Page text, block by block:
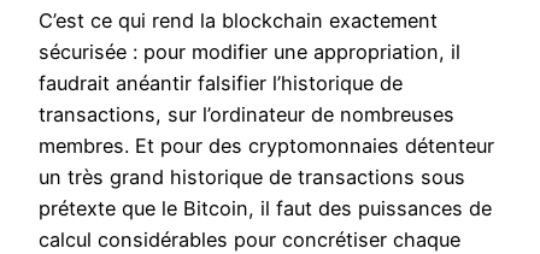
C’est ce qui rend la blockchain exactement
sécurisée : pour modifier une appropriation, il
faudrait anéantir falsifier l’historique de
transactions, sur l’ordinateur de nombreuses
membres. Et pour des cryptomonnaies détenteur
un très grand historique de transactions sous
prétexte que le Bitcoin, il faut des puissances de
calcul considérables pour concrétiser chaque